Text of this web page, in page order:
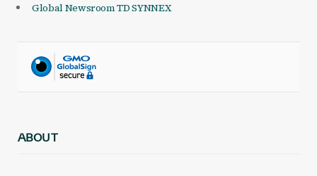
Global Newsroom TD SYNNEX
ABOUT